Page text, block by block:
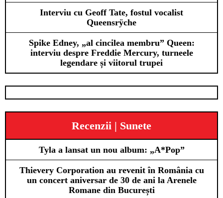
Interviu cu Geoff Tate, fostul vocalist
Queensrÿche
Spike Edney, „al cincilea membru” Queen:
interviu despre Freddie Mercury, turneele
legendare și viitorul trupei
Recenzii | Sunete
Tyla a lansat un nou album: „A*Pop”
Thievery Corporation au revenit în România cu
un concert aniversar de 30 de ani la Arenele
Romane din București